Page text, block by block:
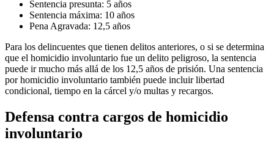
Sentencia presunta: 5 años
Sentencia máxima: 10 años
Pena Agravada: 12,5 años
Para los delincuentes que tienen delitos anteriores, o si se determina
que el homicidio involuntario fue un delito peligroso, la sentencia
puede ir mucho más allá de los 12,5 años de prisión. Una sentencia
por homicidio involuntario también puede incluir libertad
condicional, tiempo en la cárcel y/o multas y recargos.
Defensa contra cargos de homicidio
involuntario